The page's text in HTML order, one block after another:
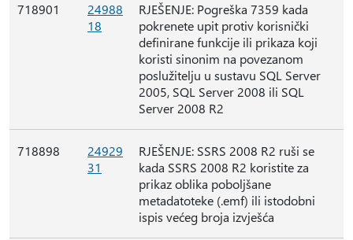
718901
24988
18
RJEŠENJE: Pogreška 7359 kada
pokrenete upit protiv korisnički
definirane funkcije ili prikaza koji
koristi sinonim na povezanom
poslužitelju u sustavu SQL Server
2005, SQL Server 2008 ili SQL
Server 2008 R2
718898
24929
31
RJEŠENJE: SSRS 2008 R2 ruši se
kada SSRS 2008 R2 koristite za
prikaz oblika poboljšane
metadatoteke (.emf) ili istodobni
ispis većeg broja izvješća